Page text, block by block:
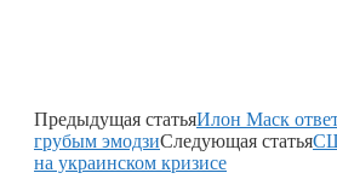
Предыдущая статьяИлон Маск
грубым эмодзиСледующая статья
на украинском кризисе